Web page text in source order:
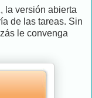
la versión abierta
de las tareas. Sin
le convenga